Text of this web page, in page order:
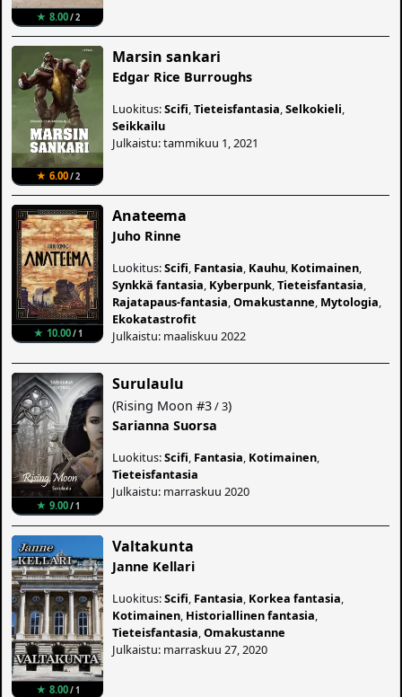
★ 8.00/ 2
★ 6.00/ 2
Marsin sankari
Edgar Rice Burroughs
Luokitus:Scifi ,Tieteisfantasia ,Selkokieli
Seikkailu
Julkaistu: tammikuu 1, 2021
★ 10.00/ 1
Anateema
Juho Rinne
Luokitus:Scifi Fantasia Kauhu Kotimainen
Synkkä fantasia Kyberpunk ,Tieteisfantasia
Rajatapaus-fantasia ,Omakustanne Mytologia
Ekokatastrofit
Julkaistu: maaliskuu 2022
★ 9.00/ 1
Surulaulu
(Rising Moon #3/ 3)
Sarianna Suorsa
Luokitus:Scifi Fantasia Kotimainen
Tieteisfantasia
Julkaistu: marraskuu 2020
★ 8.00/ 1
Valtakunta
Janne Kellari
Luokitus:Scifi Fantasia Korkea fantasia
Kotimainen Historiallinen fantasia
Tieteisfantasia ,Omakustanne
Julkaistu: marraskuu 27, 2020